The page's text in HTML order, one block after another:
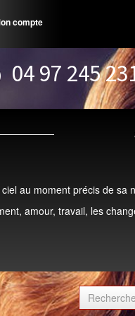
compte
04 97 245
au moment précis de sa
amour, travail, les